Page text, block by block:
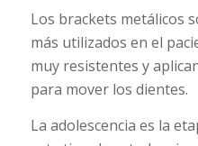
Los brackets metálicos
más utilizados en el
muy resistentes y
para mover los dientes.
La adolescencia es la